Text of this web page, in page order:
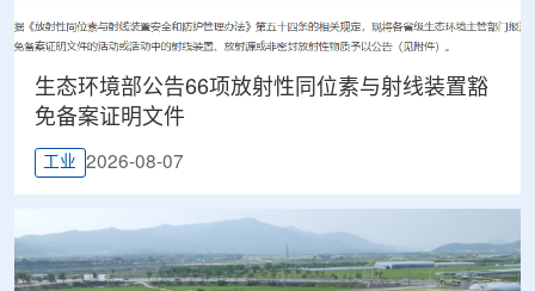
生态环境部公告66项放射性同位素与射线装置豁
免备案证明文件
工业 2026-08-07